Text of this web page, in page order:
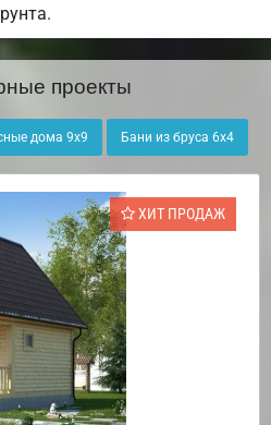
проекты
дома 9х9 Бани из бруса 6х4
ХИТ ПРОДАЖ